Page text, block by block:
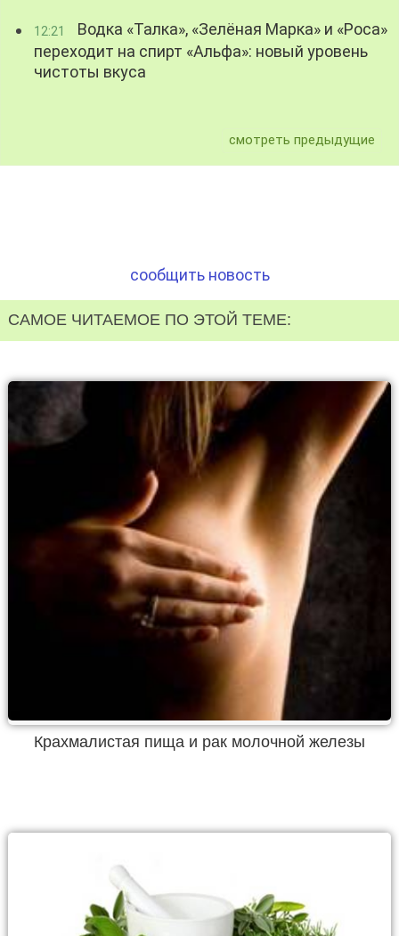
12:21
Водка «Талка», «Зелёная Марка» и «Роса»
переходит на спирт «Альфа»: новый уровень
чистоты вкуса
смотреть предыдущие
сообщить новость
САМОЕ ЧИТАЕМОЕ ПО ЭТОЙ ТЕМЕ:
Крахмалистая пища и рак молочной железы